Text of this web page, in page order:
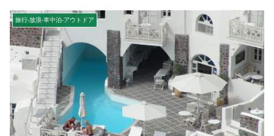
旅行-放浪-車中泊-アウトドア